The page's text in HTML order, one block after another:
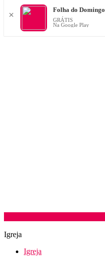
Igreja
Igreja
✕
Folha do Domingo
GRÁTIS
Na Google Play